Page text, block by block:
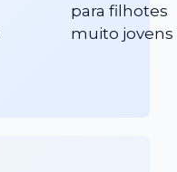
para filhotes
muito jovens